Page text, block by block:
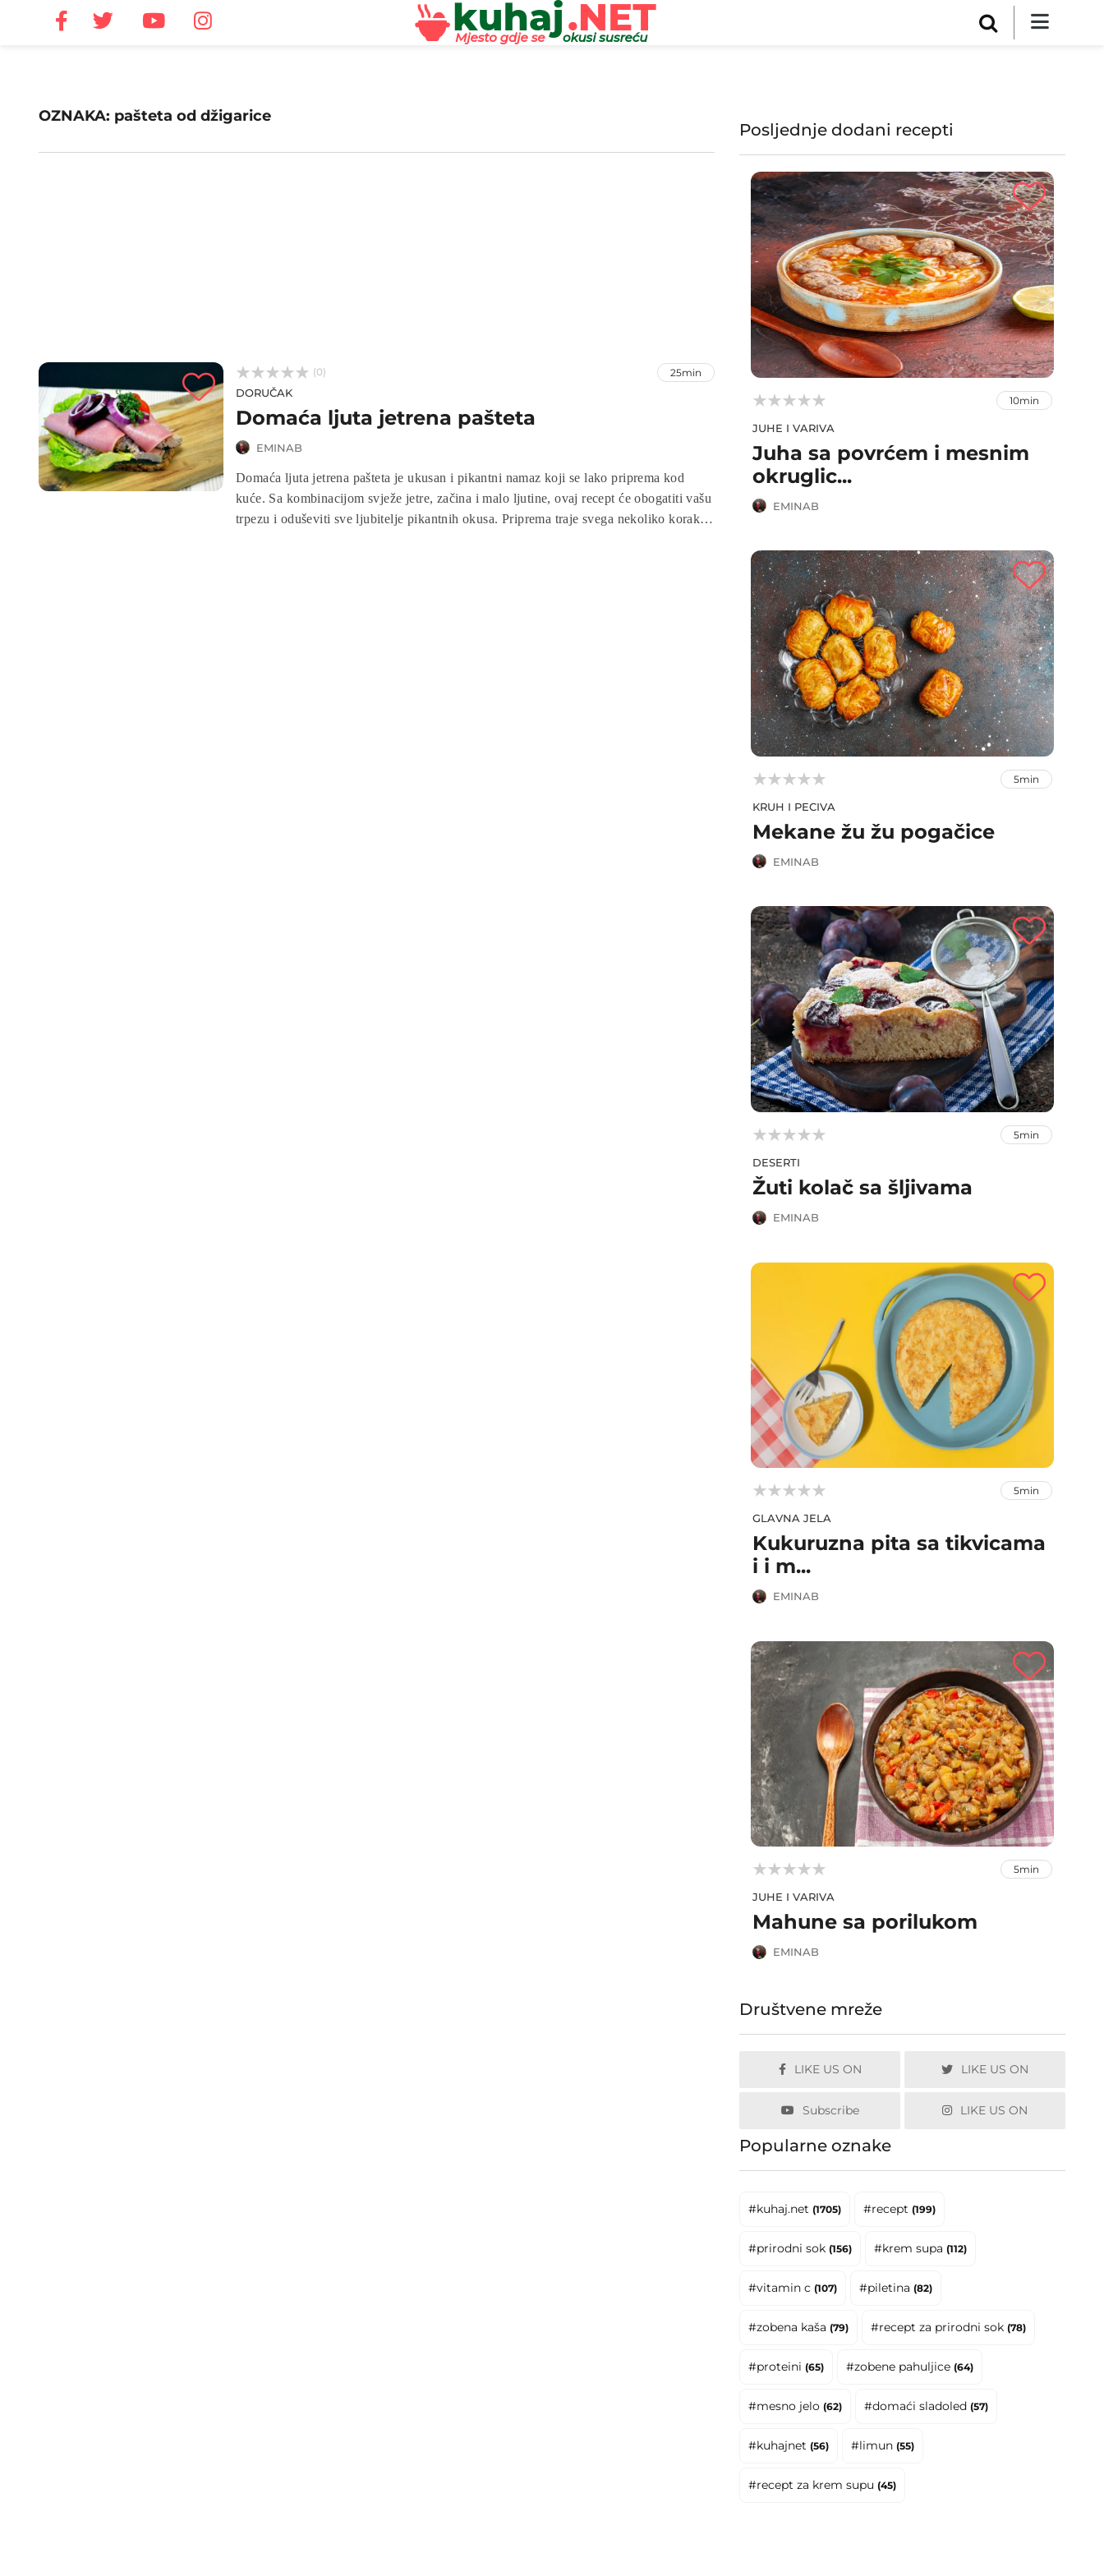
OZNAKA: pašteta od džigarice


 (0) 25min
DORUČAK
Domaća ljuta jetrena pašteta
EMINAB
Domaća ljuta jetrena pašteta je ukusan i pikantni namaz koji se lako priprema kod
kuće. Sa kombinacijom svježe jetre, začina i malo ljutine, ovaj recept će obogatiti vašu
trpezu i oduševiti sve ljubitelje pikantnih okusa. Priprema traje svega nekoliko koraka,
Posljednje dodani recepti


 10min
JUHE I VARIVA
Juha sa povrćem i mesnim
okruglic...
EMINAB


 5min
KRUH I PECIVA
Mekane žu žu pogačice
EMINAB


 5min
DESERTI
Žuti kolač sa šljivama
EMINAB


 5min
GLAVNA JELA
Kukuruzna pita sa tikvicama
i i m...
EMINAB


 5min
JUHE I VARIVA
Mahune sa porilukom
EMINAB
Društvene mreže
LIKE US ON LIKE US ON
Subscribe LIKE US ON
Popularne oznake
#kuhaj.net(1705) #recept(199)
#prirodni sok(156) #krem supa(112)
#vitamin c(107) #piletina(82)
#zobena kaša(79) #recept za prirodni sok(78)
#proteini(65) #zobene pahuljice(64)
#mesno jelo(62) #domaći sladoled(57)
#kuhajnet(56) #limun(55)
#recept za krem supu(45)